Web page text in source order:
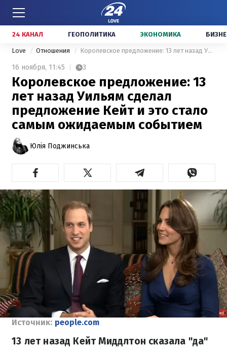
24 КАНАЛ ГЕОПОЛИТИКА ЭКОНОМИКА
Love Отношения Королевское предложение: 13 лет назад Уильям сделал предложение Кейт и это стало самым ожидаемым событием
16 ноября, 11:45 3
Королевское предложение: 13
лет назад Уильям сделал
предложение Кейт и это стало
самым ожидаемым событием
Юлія Поджинська
Источник: people.com
13 лет назад Кейт Миддлтон сказала "да"